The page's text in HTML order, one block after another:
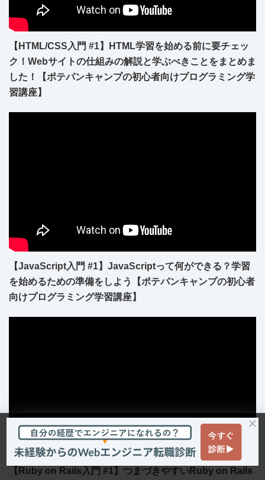
【HTML/CSS入門 #1】HTML学習を始める前に要チェッ
ク！Webサイトの仕組みの解説と学ぶべきことをまとめま
した！【ポテパンキャンプの初心者向けプログラミング学
習講座】
【JavaScript入門 #1】JavaScriptって何ができる？学習
を始めるための準備をしよう【ポテパンキャンプの初心者
向けプログラミング学習講座】
【Ruby on Rails入門 #1】つまづきやすいRuby on Rails